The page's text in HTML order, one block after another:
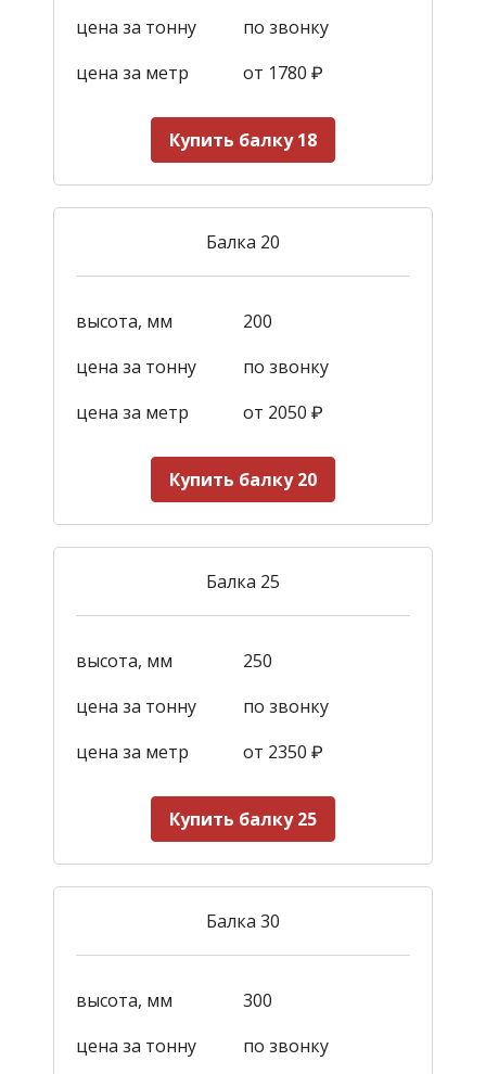
цена за тонну
по звонку
цена за метр
от 1780 ₽
Купить балку 18
Балка 20
высота, мм
200
цена за тонну
по звонку
цена за метр
от 2050 ₽
Купить балку 20
Балка 25
высота, мм
250
цена за тонну
по звонку
цена за метр
от 2350 ₽
Купить балку 25
Балка 30
высота, мм
300
цена за тонну
по звонку